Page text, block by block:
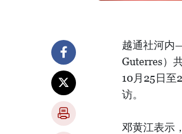
越通社河内
Guterres）
10月25日至
访。
邓黄江表示